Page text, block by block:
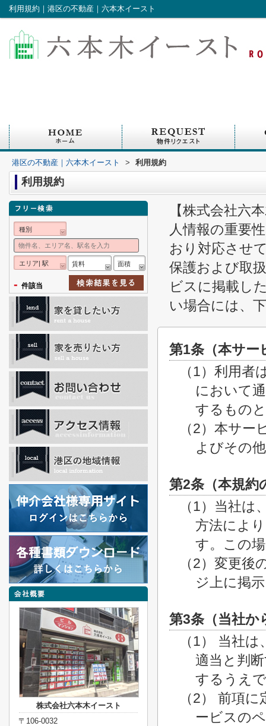
利用規約｜港区の不動産｜六本木イースト
港区の不動産｜六本木イースト > 利用規約
利用規約
【株式会社六
人情報の重要
おり対応させ
保護および取
ビスに掲載し
い場合には、
第1条（本サー
（1）利用
において
するもの
（2）本サ
よびその
第2条（本規約
（1）当社
方法によ
す。この
（2）変更
ジ上に掲
第3条（当社か
（1） 当社
適当と判
するうえ
（2） 前項
ービスの
種別
エリア| 駅 賃料 面積
- 件該当
株式会社六本木イースト
〒106-0032